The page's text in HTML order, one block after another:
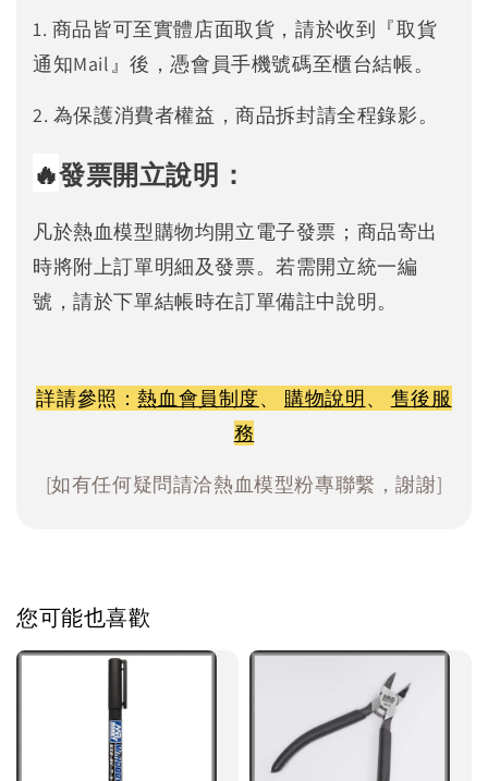
1. 商品皆可至實體店面取貨，請於收到『取貨
通知Mail』後，憑會員手機號碼至櫃台結帳。
2. 為保護消費者權益，商品拆封請全程錄影。
🔥發票開立說明：
凡於熱血模型購物均開立電子發票；商品寄出
時將附上訂單明細及發票。若需開立統一編
號，請於下單結帳時在訂單備註中說明。
詳請參照：熱血會員制度、 購物說明、 售後服
務
[如有任何疑問請洽熱血模型粉專聯繫，謝謝]
您可能也喜歡